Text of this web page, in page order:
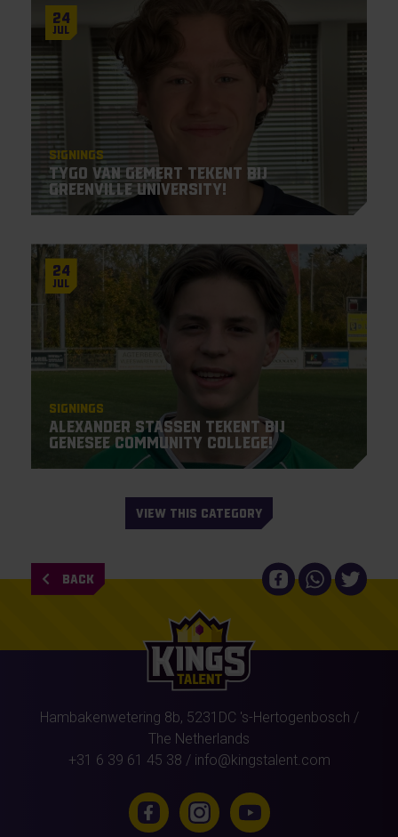
24
Jul
Signings
Tygo van Gemert tekent bij
Greenville University!
24
Jul
Signings
Alexander Stassen tekent bij
Genesee Community College!
VIEW THIS CATEGORY
BACK
Hambakenwetering 8b, 5231DC 's-Hertogenbosch /
The Netherlands
+31 6 39 61 45 38 / info@kingstalent.com